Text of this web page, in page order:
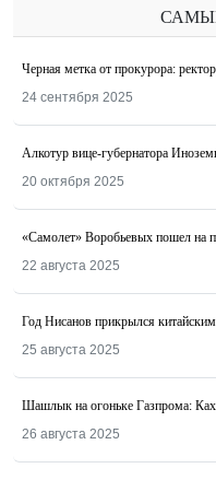
Черная метка от прокурора:
24 сентября 2025
Алкотур вице-губернатора
20 октября 2025
«Самолет» Воробьевых пошел на
22 августа 2025
Год Нисанов прикрылся китайским
25 августа 2025
Шашлык на огоньке Газпрома:
26 августа 2025